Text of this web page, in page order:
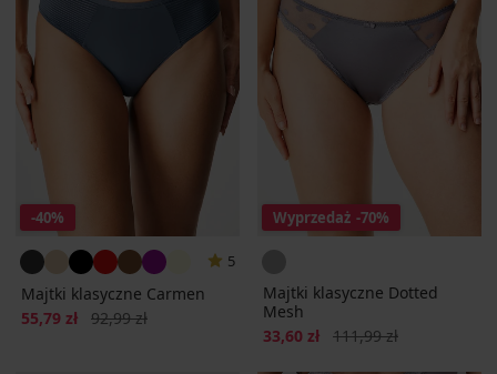
-40%
5
Majtki klasyczne Carmen
Zniżka
55,79 zł Pierwotna cena
92,99 zł
Wyprzedaż -70%
Majtki klasyczne Dotted
Mesh
Zniżka
33,60 zł Pierwotna cena
111,99 zł